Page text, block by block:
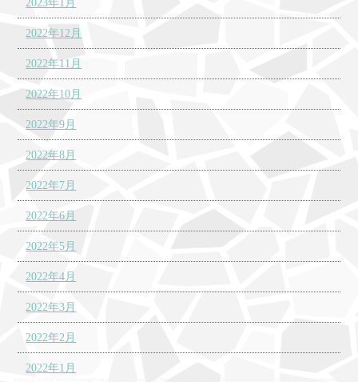
2023年1月
2022年12月
2022年11月
2022年10月
2022年9月
2022年8月
2022年7月
2022年6月
2022年5月
2022年4月
2022年3月
2022年2月
2022年1月